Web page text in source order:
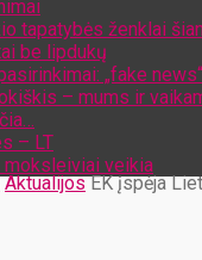
tapatybės ženklai
be lipdukų
„fake news“
– mums ir
– LT
moksleiviai veikia
Aktualijos EK įspėja